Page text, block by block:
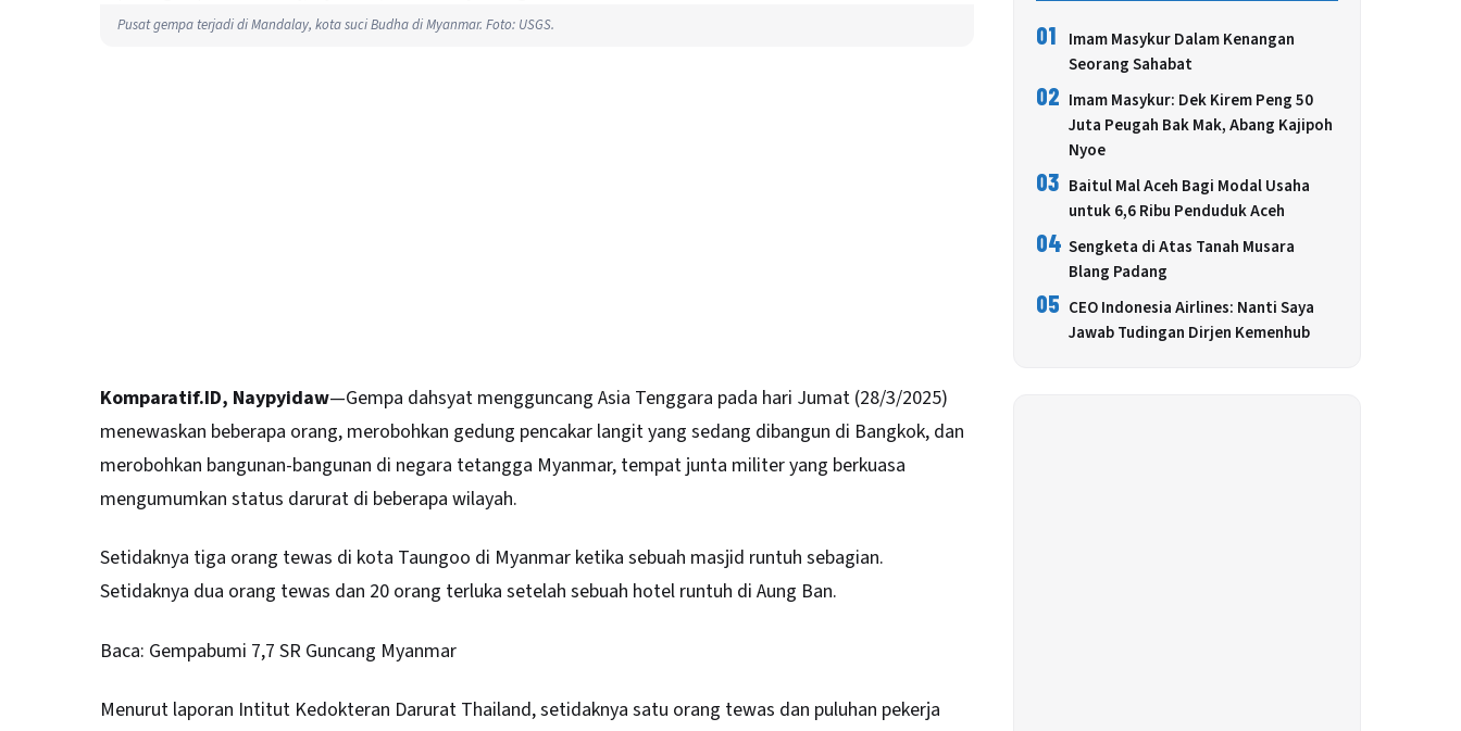
Pusat gempa terjadi di Mandalay, kota suci Budha di Myanmar. Foto: USGS.
Komparatif.ID, Naypyidaw—Gempa dahsyat mengguncang Asia Tenggara pada hari Jumat (28/3/2025)
menewaskan beberapa orang, merobohkan gedung pencakar langit yang sedang dibangun di Bangkok, dan
merobohkan bangunan-bangunan di negara tetangga Myanmar, tempat junta militer yang berkuasa
mengumumkan status darurat di beberapa wilayah.
Setidaknya tiga orang tewas di kota Taungoo di Myanmar ketika sebuah masjid runtuh sebagian.
Setidaknya dua orang tewas dan 20 orang terluka setelah sebuah hotel runtuh di Aung Ban.
Baca: Gempabumi 7,7 SR Guncang Myanmar
Menurut laporan Intitut Kedokteran Darurat Thailand, setidaknya satu orang tewas dan puluhan pekerja
01
Imam Masykur Dalam Kenangan
Seorang Sahabat
02 Imam Masykur: Dek Kirem Peng 50
Juta Peugah Bak Mak, Abang Kajipoh
Nyoe
03 Baitul Mal Aceh Bagi Modal Usaha
untuk 6,6 Ribu Penduduk Aceh
04 Sengketa di Atas Tanah Musara
Blang Padang
05 CEO Indonesia Airlines: Nanti Saya
Jawab Tudingan Dirjen Kemenhub